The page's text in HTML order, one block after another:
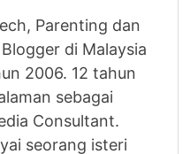
Parenting dan
di Malaysia
2006. 12 tahun
sebagai
Consultant.
seorang isteri